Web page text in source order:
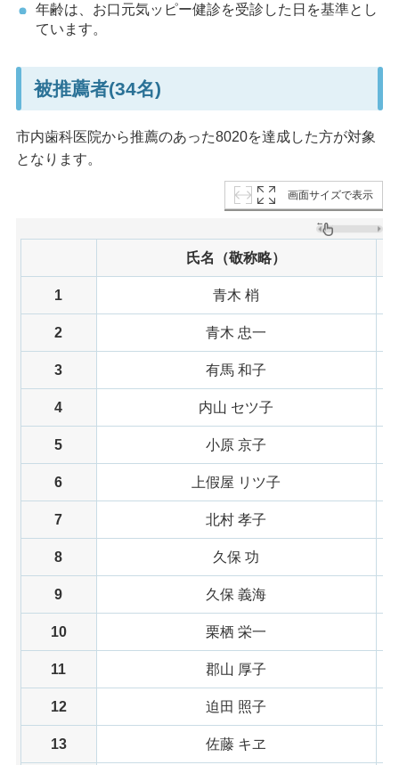
年齢は、お口元気ッピー健診を受診した日を基準とし
ています。
被推薦者(34名)
市内歯科医院から推薦のあった8020を達成した方が対象
となります。
画面サイズで表示
氏名（敬称略）
1 青木 梢
2 青木 忠一
3 有馬 和子
4 内山 セツ子
5 小原 京子
6 上假屋 リツ子
7 北村 孝子
8 久保 功
9 久保 義海
10 栗栖 栄一
11 郡山 厚子
12 迫田 照子
13 佐藤 キヱ